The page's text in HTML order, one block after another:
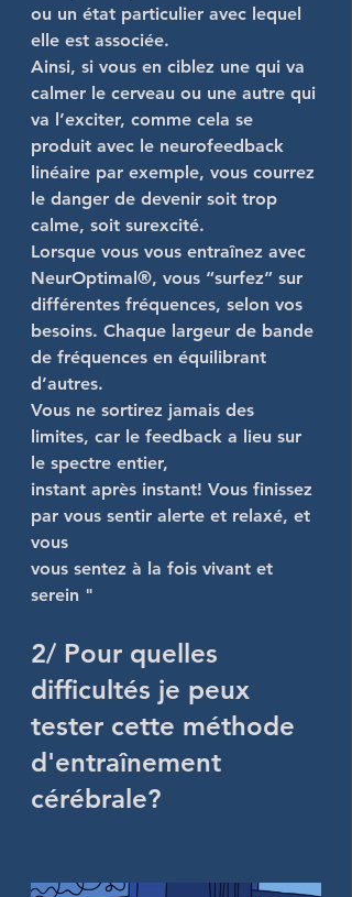
ou un état particulier avec lequel
elle est associée.
Ainsi, si vous en ciblez une qui va
calmer le cerveau ou une autre qui
va l’exciter, comme cela se
produit avec le neurofeedback
linéaire par exemple, vous courrez
le danger de devenir soit trop
calme, soit surexcité.
Lorsque vous vous entraînez avec
NeurOptimal®, vous “surfez” sur
différentes fréquences, selon vos
besoins. Chaque largeur de bande
de fréquences en équilibrant
d’autres.
Vous ne sortirez jamais des
limites, car le feedback a lieu sur
le spectre entier,
instant après instant! Vous finissez
par vous sentir alerte et relaxé, et
vous
vous sentez à la fois vivant et
serein "
2/ Pour quelles
difficultés je peux
tester cette méthode
d'entraînement
cérébrale?